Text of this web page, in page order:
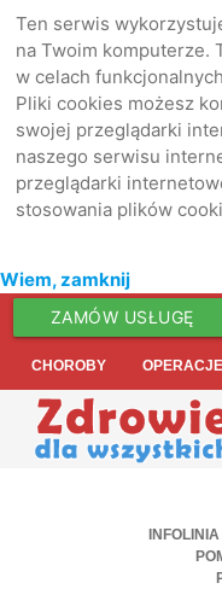
Ten serwis
na Twoim komputerze.
w celach
Pliki cookies możesz
swojej przeglądarki
naszego serwisu
przeglądarki
stosowania plików
Wiem, zamknij
ZAMÓW USŁUGĘ
CHOROBY